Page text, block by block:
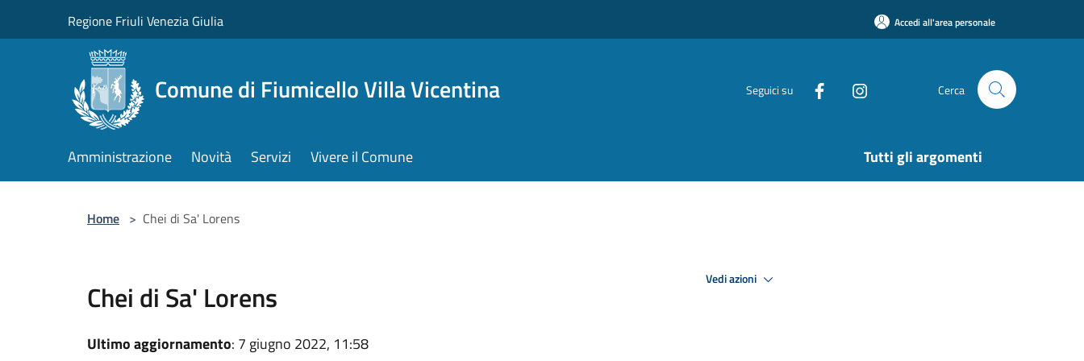
Regione Friuli Venezia Giulia Accedi all'area personale
Comune di Fiumicello Villa Vicentina Seguici su Cerca
Amministrazione Novità Servizi Vivere il Comune Tutti gli argomenti
Home > Chei di Sa' Lorens
Chei di Sa' Lorens
Ultimo aggiornamento: 7 giugno 2022, 11:58
Vedi azioni